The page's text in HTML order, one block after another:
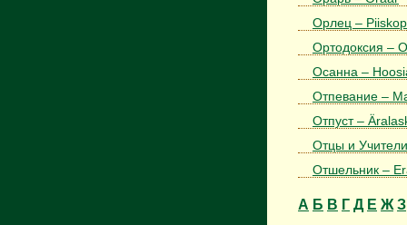
Орлец –
Ортодоксия –
Осанна –
Отпевание –
Отпуст –
Отцы и
Отшельник –
А Б В Г Д Е Ж З